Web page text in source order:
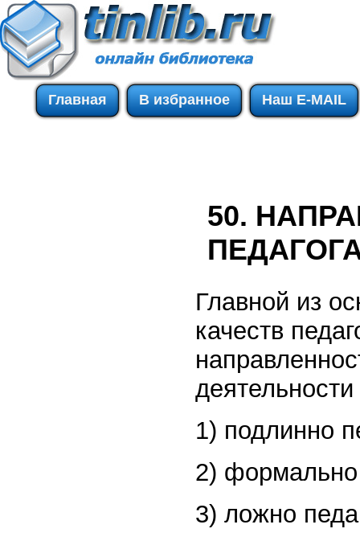
Главная В избранное Наш E-MAIL
50.
Главной из
качеств
1) подлинно
2) формально
3) ложно